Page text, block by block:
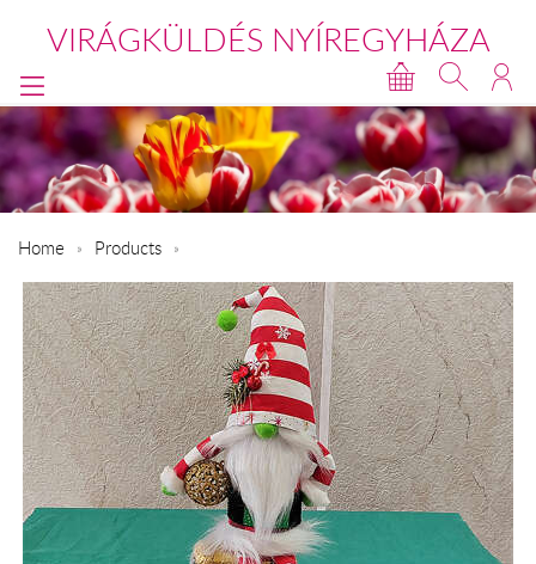
VIRÁGKÜLDÉS NYÍREGYHÁZA
Home Products